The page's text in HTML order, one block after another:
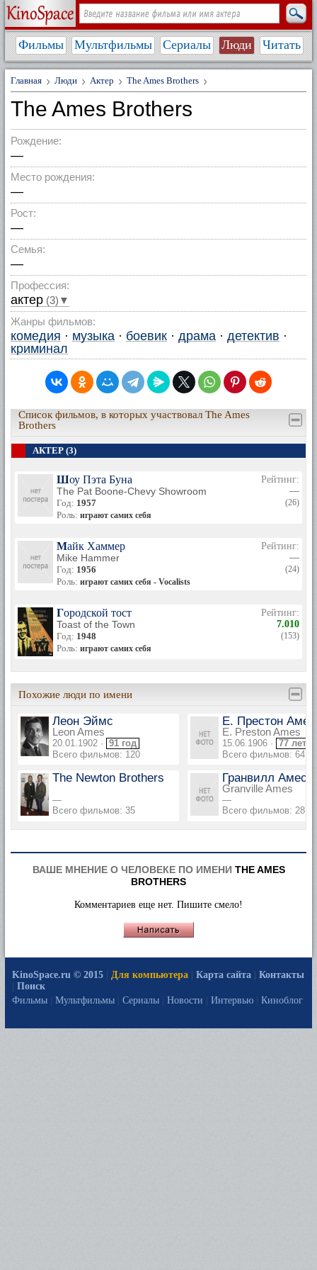
Фильмы Мультфильмы Сериалы Люди Читать
Главная Люди Актер The Ames Brothers
The Ames Brothers
Рождение:
—
Место рождения:
—
Рост:
—
Семья:
—
Профессия:
актер (3)▼
Жанры фильмов:
комедия · музыка · боевик · драма · детектив ·
криминал
Список фильмов, в которых участвовал The Ames
Brothers
АКТЕР (3)
Шоу Пэта Буна
The Pat Boone-Chevy Showroom
Год: 1957
Роль: играют самих себя
Рейтинг:
—
(26)
Майк Хаммер
Mike Hammer
Год: 1956
Роль: играют самих себя - Vocalists
Рейтинг:
—
(24)
Городской тост
Toast of the Town
Год: 1948
Роль: играют самих себя
Рейтинг:
7.010
(153)
Похожие люди по имени
Леон Эймс
Leon Ames
20.01.1902 · 91 год
Всего фильмов: 120
Е. Престон Амес
E. Preston Ames
15.06.1906 · 77 лет
Всего фильмов: 64
The Newton Brothers
—
Всего фильмов: 35
Гранвилл Амес
Granville Ames
—
Всего фильмов: 28
ВАШЕ МНЕНИЕ О ЧЕЛОВЕКЕ ПО ИМЕНИ THE AMES
BROTHERS
Комментариев еще нет. Пишите смело!
KinoSpace.ru © 2015 Для компьютера Карта сайта
Контакты
Поиск
Фильмы
Мультфильмы Сериалы Новости Интервью Киноблог